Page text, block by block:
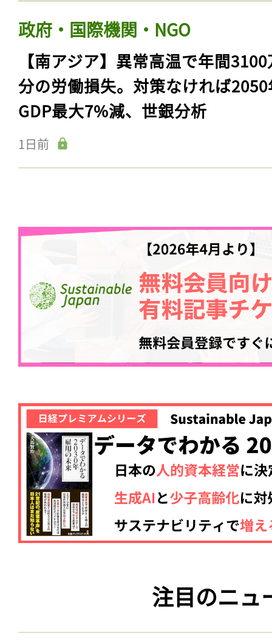
政府・国際機関・NGO
【南アジア】異常高温で年間
分の労働損失。対策なければ
GDP最大7%減、世銀分析
1日前
注目のニュ